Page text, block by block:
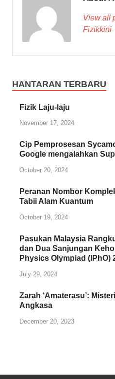
View all
Fizikkini
HANTARAN TERBARU
Fizik Laju-laju
November 17, 2024
Cip Pemprosesan
Google mengalahkan
October 20, 2024
Peranan Nombor
Tabii Alam Kuantum
October 19, 2024
Pasukan Malaysia
dan Dua Sanjungan
Physics Olympiad (IPhO)
July 29, 2024
Zarah ‘Amaterasu’:
Angkasa
December 20, 2023